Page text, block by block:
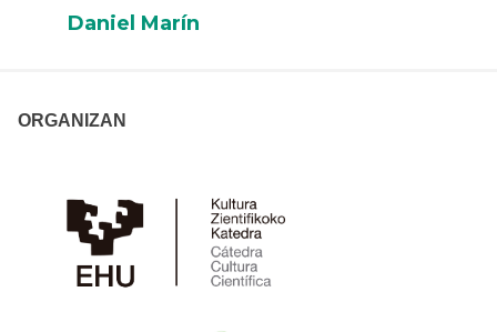
Daniel Marín
ORGANIZAN